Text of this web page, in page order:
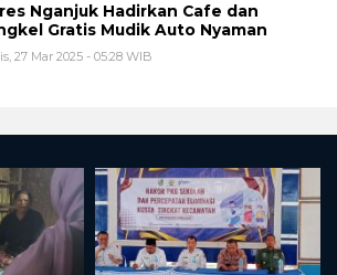
Nganjuk Hadirkan Cafe dan
Gratis Mudik Auto Nyaman
27 Mar 2025 - 05:28 WIB